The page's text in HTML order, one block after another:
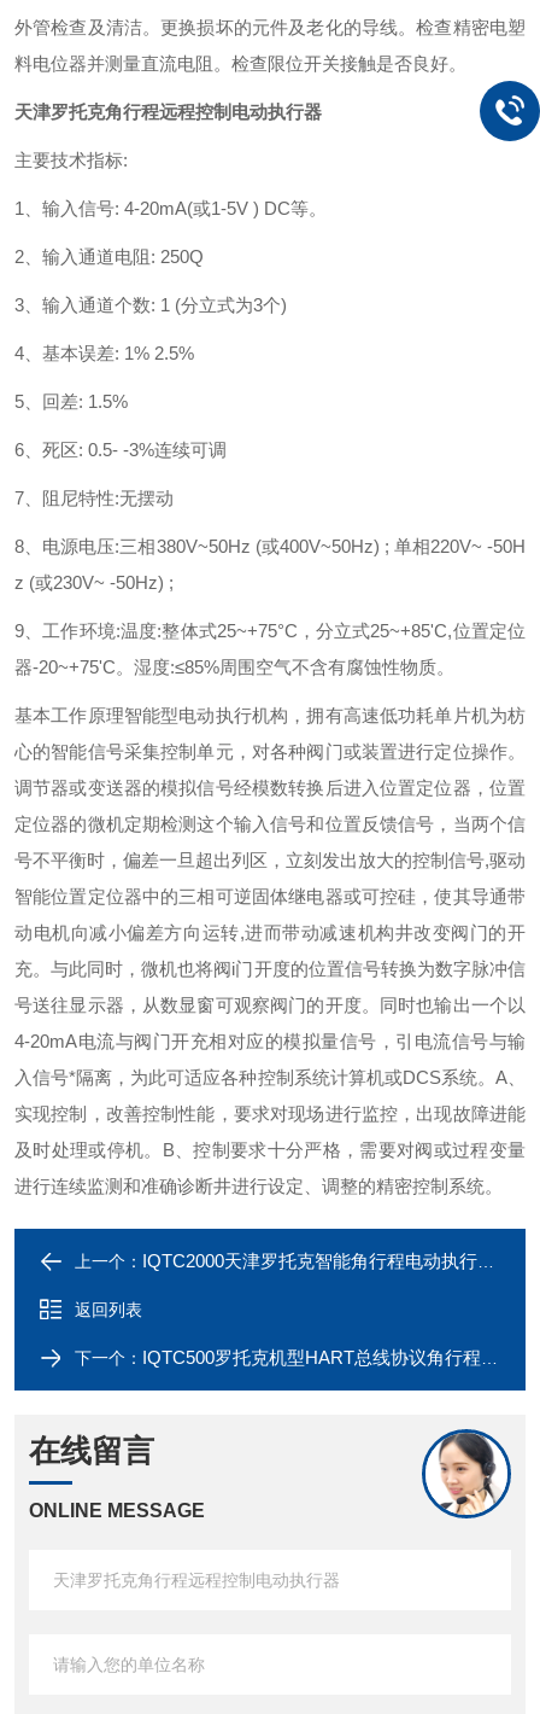
外管检查及清洁。更换损坏的元件及老化的导线。检查精密电塑
料电位器并测量直流电阻。检查限位开关接触是否良好。
天津罗托克角行程远程控制电动执行器
主要技术指标:
1、输入信号: 4-20mA(或1-5V ) DC等。
2、输入通道电阻: 250Q
3、输入通道个数: 1 (分立式为3个)
4、基本误差: 1% 2.5%
5、回差: 1.5%
6、死区: 0.5- -3%连续可调
7、阻尼特性:无摆动
8、电源电压:三相380V~50Hz (或400V~50Hz) ; 单相220V~ -50H
z (或230V~ -50Hz) ;
9、工作环境:温度:整体式25~+75°C，分立式25~+85'C,位置定位
器-20~+75'C。湿度:≤85%周围空气不含有腐蚀性物质。
基本工作原理智能型电动执行机构，拥有高速低功耗单片机为枋
心的智能信号采集控制单元，对各种阀门或装置进行定位操作。
调节器或变送器的模拟信号经模数转换后进入位置定位器，位置
定位器的微机定期检测这个输入信号和位置反馈信号，当两个信
号不平衡时，偏差一旦超出列区，立刻发出放大的控制信号,驱动
智能位置定位器中的三相可逆固体继电器或可控硅，使其导通带
动电机向减小偏差方向运转,进而带动减速机构井改变阀门的开
充。与此同时，微机也将阀i门开度的位置信号转换为数字脉冲信
号送往显示器，从数显窗可观察阀门的开度。同时也输出一个以
4-20mA电流与阀门开充相对应的模拟量信号，引电流信号与输
入信号*隔离，为此可适应各种控制系统计算机或DCS系统。 A、
实现控制，改善控制性能，要求对现场进行监控，出现故障进能
及时处理或停机。 B、控制要求十分严格，需要对阀或过程变量
进行连续监测和准确诊断井进行设定、调整的精密控制系统。
上一个： IQTC2000天津罗托克智能角行程电动执行机构
返回列表
下一个： IQTC500罗托克机型HART总线协议角行程电动执行装置
在线留言
ONLINE MESSAGE